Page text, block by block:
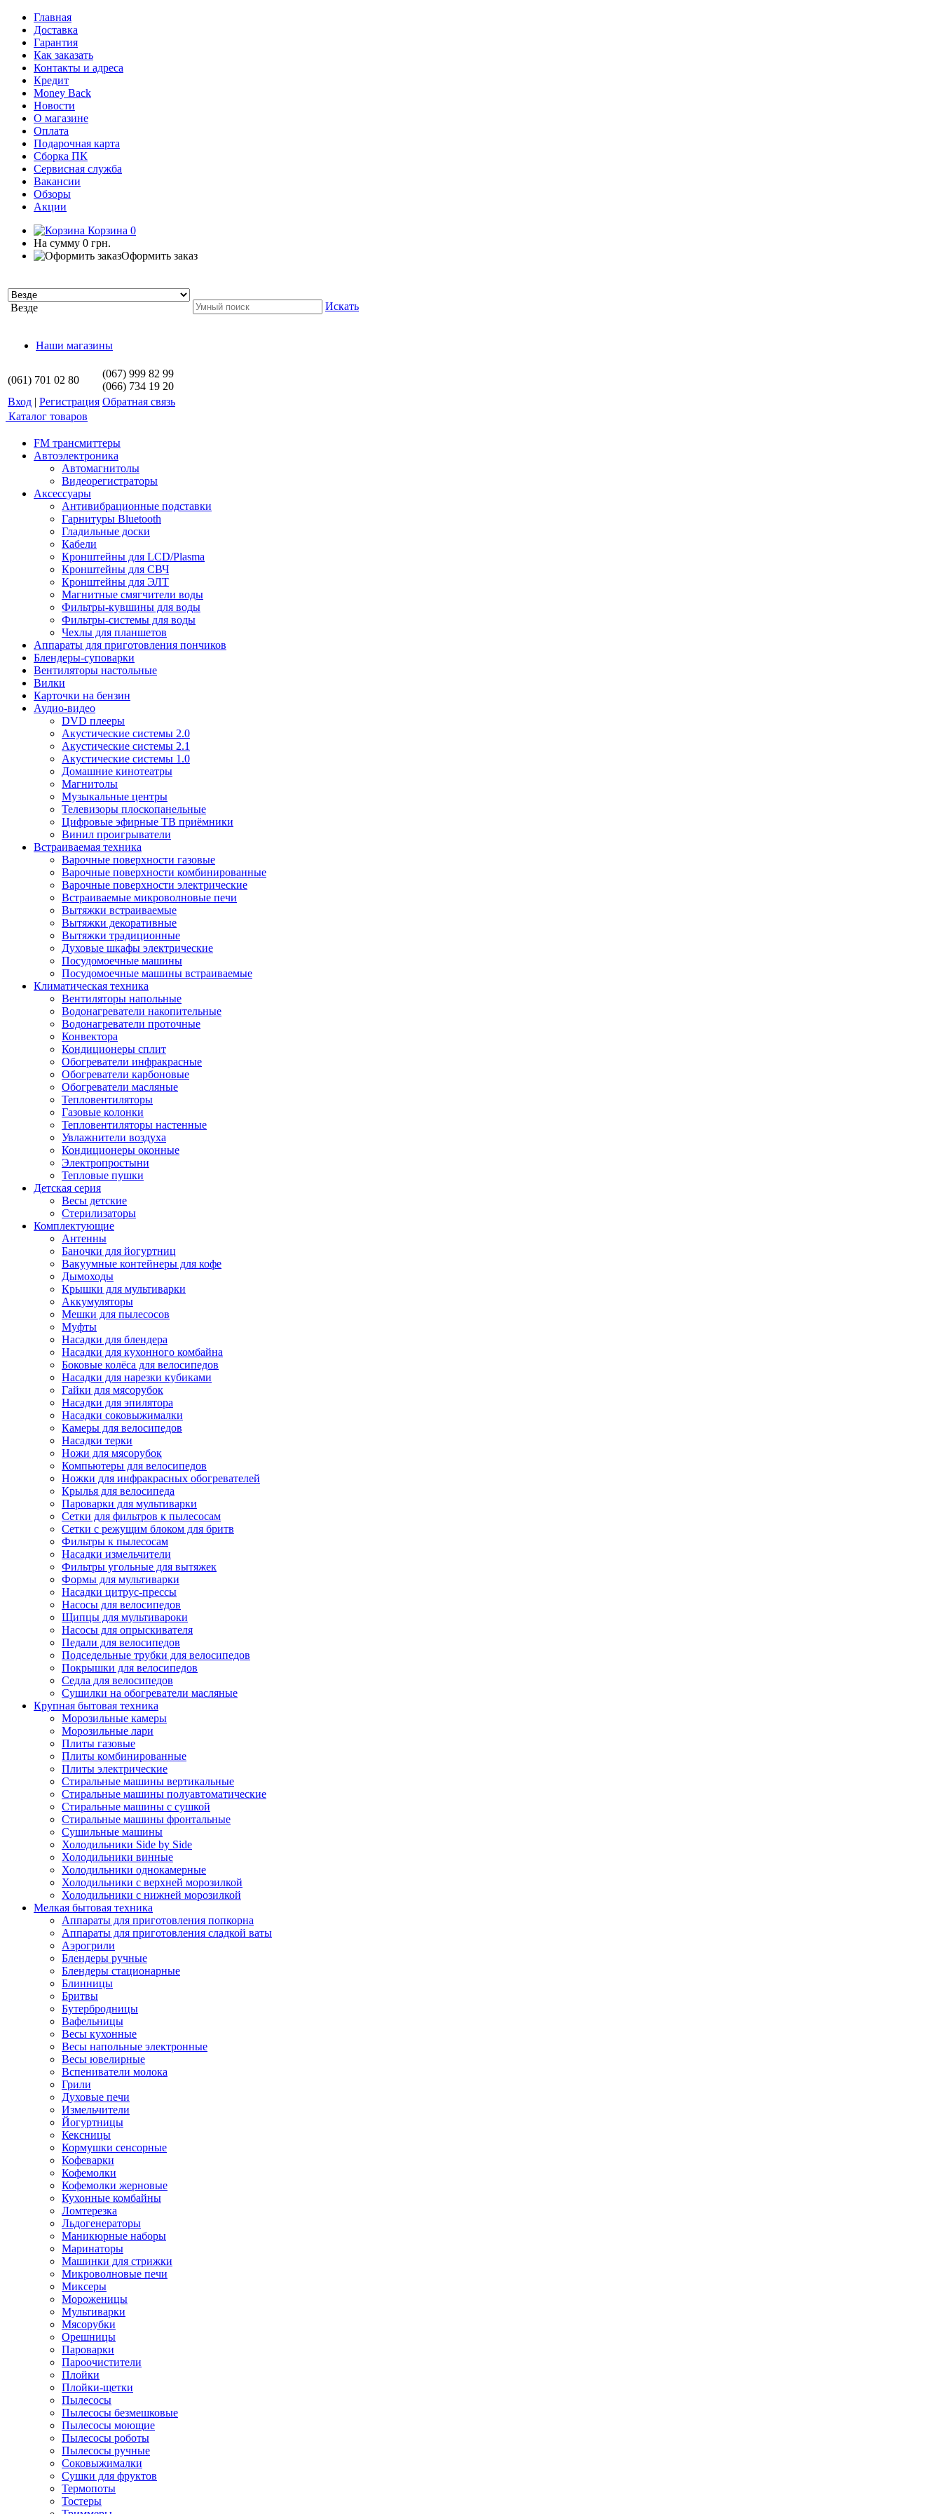
Главная
Доставка
Гарантия
Как заказать
Контакты и адреса
Кредит
Money Back
Новости
О магазине
Оплата
Подарочная карта
Сборка ПК
Сервисная служба
Вакансии
Обзоры
Акции
Корзина 0
На сумму 0 грн.
Оформить заказ
Везде Искать
Наши магазины
(061) 701 02 80
(067) 999 82 99
(066) 734 19 20
Вход | Регистрация Обратная связь
Каталог товаров
FM трансмиттеры
Автоэлектроника
Автомагнитолы
Видеорегистраторы
Аксессуары
Антивибрационные подставки
Гарнитуры Bluetooth
Гладильные доски
Кабели
Кронштейны для LCD/Plasma
Кронштейны для СВЧ
Кронштейны для ЭЛТ
Магнитные смягчители воды
Фильтры-кувшины для воды
Фильтры-системы для воды
Чехлы для планшетов
Аппараты для приготовления пончиков
Блендеры-суповарки
Вентиляторы настольные
Вилки
Карточки на бензин
Аудио-видео
DVD плееры
Акустические системы 2.0
Акустические системы 2.1
Акустические системы 1.0
Домашние кинотеатры
Магнитолы
Музыкальные центры
Телевизоры плоскопанельные
Цифровые эфирные ТВ приёмники
Винил проигрыватели
Встраиваемая техника
Варочные поверхности газовые
Варочные поверхности комбинированные
Варочные поверхности электрические
Встраиваемые микроволновые печи
Вытяжки встраиваемые
Вытяжки декоративные
Вытяжки традиционные
Духовые шкафы электрические
Посудомоечные машины
Посудомоечные машины встраиваемые
Климатическая техника
Вентиляторы напольные
Водонагреватели накопительные
Водонагреватели проточные
Конвектора
Кондиционеры сплит
Обогреватели инфракрасные
Обогреватели карбоновые
Обогреватели масляные
Тепловентиляторы
Газовые колонки
Тепловентиляторы настенные
Увлажнители воздуха
Кондиционеры оконные
Электропростыни
Тепловые пушки
Детская серия
Весы детские
Стерилизаторы
Комплектующие
Антенны
Баночки для йогуртниц
Вакуумные контейнеры для кофе
Дымоходы
Крышки для мультиварки
Аккумуляторы
Мешки для пылесосов
Муфты
Насадки для блендера
Насадки для кухонного комбайна
Боковые колёса для велосипедов
Насадки для нарезки кубиками
Гайки для мясорубок
Насадки для эпилятора
Насадки соковыжималки
Камеры для велосипедов
Насадки терки
Ножи для мясорубок
Компьютеры для велосипедов
Ножки для инфракрасных обогревателей
Крылья для велосипеда
Пароварки для мультиварки
Сетки для фильтров к пылесосам
Сетки с режущим блоком для бритв
Фильтры к пылесосам
Насадки измельчители
Фильтры угольные для вытяжек
Формы для мультиварки
Насадки цитрус-прессы
Насосы для велосипедов
Щипцы для мультивароки
Насосы для опрыскивателя
Педали для велосипедов
Подседельные трубки для велосипедов
Покрышки для велосипедов
Седла для велосипедов
Сушилки на обогреватели масляные
Крупная бытовая техника
Морозильные камеры
Морозильные лари
Плиты газовые
Плиты комбинированные
Плиты электрические
Стиральные машины вертикальные
Стиральные машины полуавтоматические
Стиральные машины с сушкой
Стиральные машины фронтальные
Сушильные машины
Холодильники Side by Side
Холодильники винные
Холодильники однокамерные
Холодильники с верхней морозилкой
Холодильники с нижней морозилкой
Мелкая бытовая техника
Аппараты для приготовления попкорна
Аппараты для приготовления сладкой ваты
Аэрогрили
Блендеры ручные
Блендеры стационарные
Блинницы
Бритвы
Бутербродницы
Вафельницы
Весы кухонные
Весы напольные электронные
Весы ювелирные
Вспениватели молока
Грили
Духовые печи
Измельчители
Йогуртницы
Кексницы
Кормушки сенсорные
Кофеварки
Кофемолки
Кофемолки жерновые
Кухонные комбайны
Ломтерезка
Льдогенераторы
Маникюрные наборы
Маринаторы
Машинки для стрижки
Микроволновые печи
Миксеры
Мороженицы
Мультиварки
Мясорубки
Орешницы
Пароварки
Пароочистители
Плойки
Плойки-щетки
Пылесосы
Пылесосы безмешковые
Пылесосы моющие
Пылесосы роботы
Пылесосы ручные
Соковыжималки
Сушки для фруктов
Термопоты
Тостеры